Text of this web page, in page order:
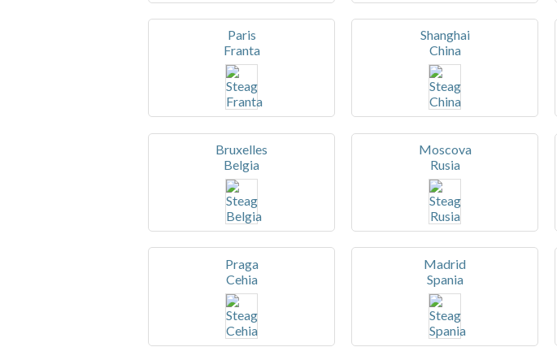
Paris
Franta
Shanghai
China
Bruxelles
Belgia
Moscova
Rusia
Praga
Cehia
Madrid
Spania